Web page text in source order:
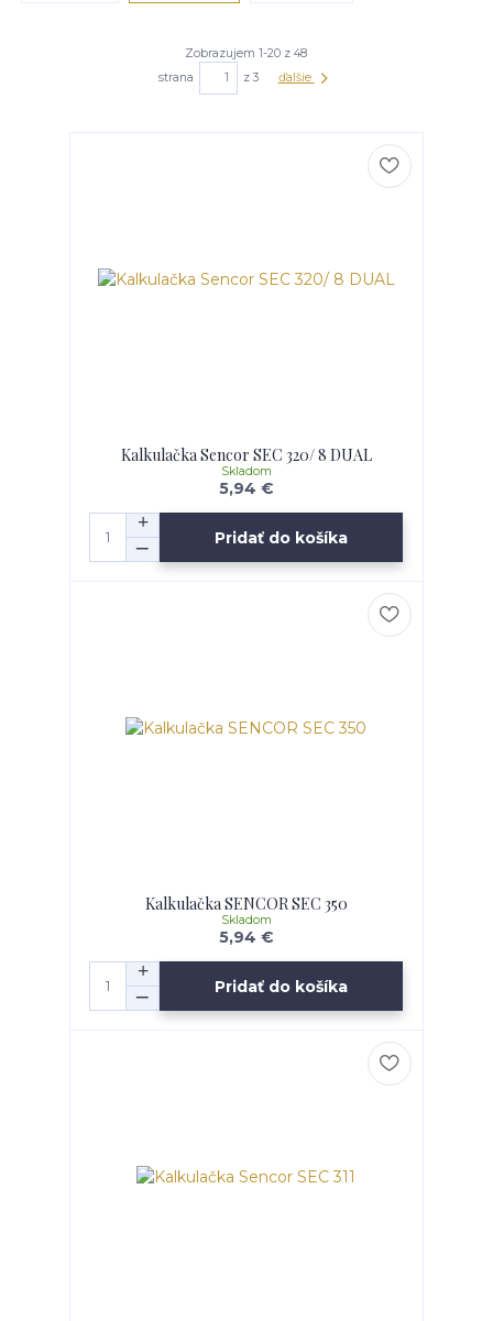
Zobrazujem 1-20 z 48
strana
z 3 ďalšie
Kalkulačka Sencor SEC 320/ 8 DUAL
5,94 €
Skladom
Pridať do košíka
Kalkulačka SENCOR SEC 350
5,94 €
Skladom
Pridať do košíka